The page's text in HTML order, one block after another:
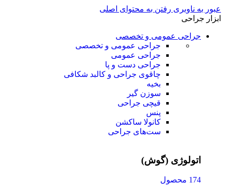
عبور به ناوبری رفتن به محتوای اصلی
ابزار جراحی
جراحی عمومی و تخصصی
جراحی عمومی و تخصصی
جراحی عمومی
جراحی دست و پا
چاقوی جراحی و کالبد شکافی
بخیه
سوزن‌ گیر
قیچی‌ جراحی
پنس
کانولا ساکشن
ست‌های جراحی
اتولوژی (گوش)
174 محصول